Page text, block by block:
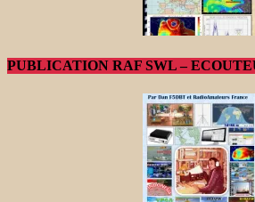
PUBLICATION RAF SWL –